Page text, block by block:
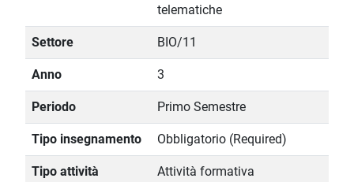
telematiche
Settore BIO/11
Anno 3
Periodo Primo Semestre
Tipo insegnamento Obbligatorio (Required)
Tipo attività
Attività formativa